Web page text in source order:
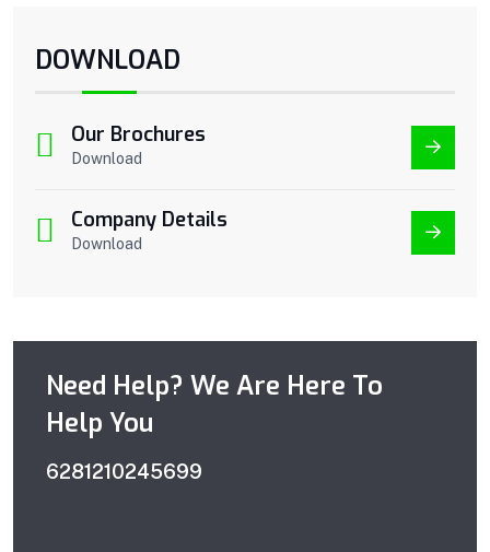
DOWNLOAD
Our Brochures
Download
Company Details
Download
Need Help? We Are Here To
Help You
6281210245699